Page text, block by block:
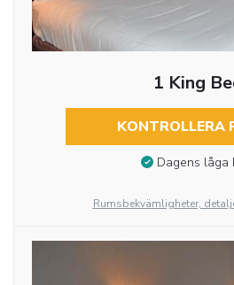
1 King
KONTROLLERA
Dagens låga
Rumsbekvämligheter,